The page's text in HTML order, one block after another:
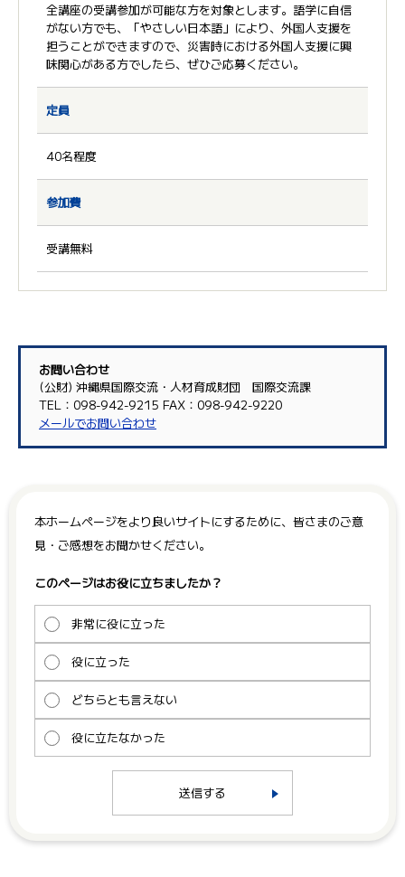
全講座の受講参加が可能な方を対象とします。語学に自信
がない方でも、「やさしい日本語」により、外国人支援を
担うことができますので、災害時における外国人支援に興
味関心がある方でしたら、ぜひご応募ください。
定員
40名程度
参加費
受講無料
お問い合わせ
(公財) 沖縄県国際交流・人材育成財団 国際交流課
TEL：098-942-9215 FAX：098-942-9220
メールでお問い合わせ
本ホームページをより良いサイトにするために、皆さまのご意
見・ご感想をお聞かせください。
このページはお役に立ちましたか？
非常に役に立った
役に立った
どちらとも言えない
役に立たなかった
送信する